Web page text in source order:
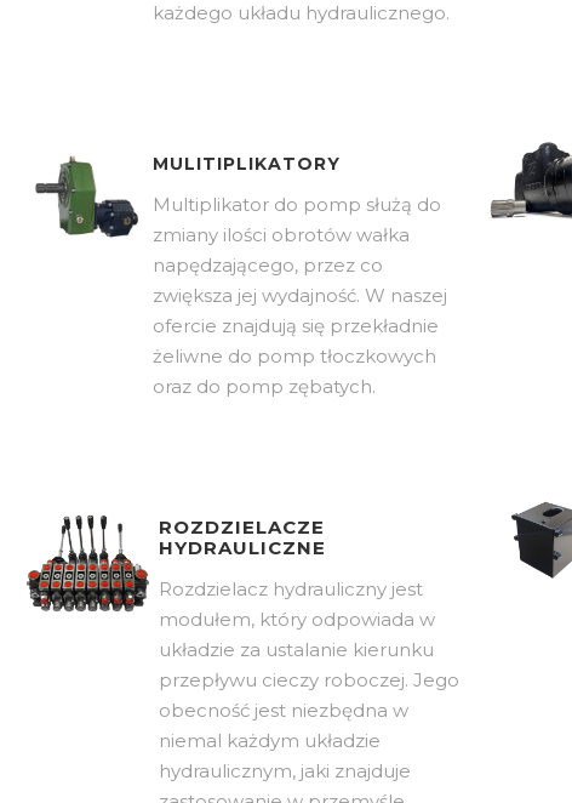
każdego układu hydraulicznego.
MULITIPLIKATORY
Multiplikator do pomp służą do
zmiany ilości obrotów wałka
napędzającego, przez co
zwiększa jej wydajność. W naszej
ofercie znajdują się przekładnie
żeliwne do pomp tłoczkowych
oraz do pomp zębatych.
ROZDZIELACZE
HYDRAULICZNE
Rozdzielacz hydrauliczny jest
modułem, który odpowiada w
układzie za ustalanie kierunku
przepływu cieczy roboczej. Jego
obecność jest niezbędna w
niemal każdym układzie
hydraulicznym, jaki znajduje